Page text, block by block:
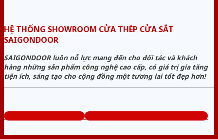
HỆ THỐNG SHOWROOM CỬA THÉP CỬA SẮT
SAIGONDOOR
SAIGONDOOR luôn nỗ lực mang đến cho đối tác và khách
hàng những sản phẩm công nghệ cao cấp, có giá trị gia tăng
tiện ích, sáng tạo cho cộng đồng một tương lai tốt đẹp hơn!
www.cuathepcuasat.com Tổng đài tư vấn miễn phí: 0824.400.400